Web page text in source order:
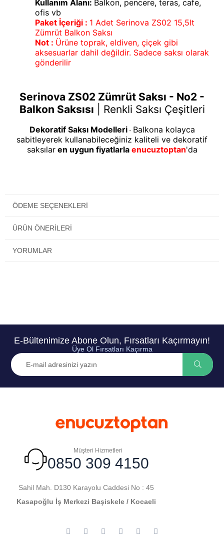
Kullanım Alanı: Balkon, pencere, teras, cafe,
ofis vb
Paket İçeriği : 1 Adet Serinova ZS02 15,5lt
Zümrüt Balkon Saksı
Not : Ürüne toprak, eldiven, çiçek gibi
aksesuarlar dahil değildir. Sadece saksı olarak
gönderilir
Serinova ZS02 Zümrüt Saksı - No2 -
Balkon Saksısı
Renkli Saksı Çeşitleri
Dekoratif Saksı Modelleri- Balkona kolayca
sabitleyerek kullanabileceğiniz kaliteli ve dekoratif
saksılaren uygun fiyatlarla enucuztoptan'da
ÖDEME SEÇENEKLERI
ÜRÜN ÖNERILERI
YORUMLAR
E-Bültenimize Abone Olun, Fırsatları Kaçırmayın!
Üye Ol Fırsatları Kaçırma
Müşteri Hizmetleri
0850 309 4150
Sahil Mah. D130 Karayolu Caddesi No : 45
Kasapoğlu İş Merkezi Başiskele / Kocaeli